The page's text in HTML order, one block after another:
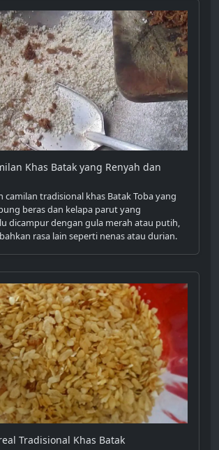
Khas Batak yang Renyah dan
camilan tradisional khas Batak Toba yang
beras dan kelapa parut yang
dicampur dengan gula merah atau putih,
rasa lain seperti nenas atau durian.
Tradisional Khas Batak